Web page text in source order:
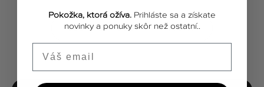
ZOBRAZIŤ VŠETKY PRÍBEHY
Pokožka, ktorá ožíva. Prihláste sa a získate
novinky a ponuky skôr než ostatní..